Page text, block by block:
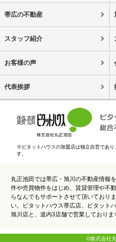
帯広の不動産
スタッフ紹介
お客様の声
代表挨拶
※ピタットハウスの加盟店は独立自営であ
す。
丸正池田では帯広・旭川の不動産情報
件や売買物件をはじめ、賃貸管理や不
らなんでもサポートさせて頂いており
い。ピタットハウス帯広店、ピタット
旭川店と、道内3店舗で営業しておりま
©株式会社